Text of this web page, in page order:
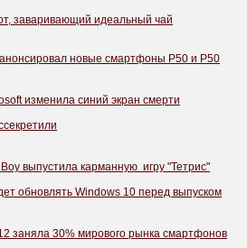
заваривающий идеальный чай
новые смартфоны P50 и P50
изменила синий экран смерти
выпустила карманную игру "Тетрис"
обновлять Windows 10 перед выпуском
заняла 30% мирового рынка смартфонов